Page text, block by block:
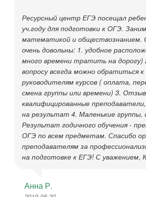
Ресурсный центр ЕГЭ посещал
уч.году для подготовки к ОГЭ.
математикой и обществознанием.
очень довольны: 1. удобное
много времени тратить на дорогу)
вопросу всегда можно обратиться к
руководителям курсов ( оплата,
смена группы или времени) 3.
квалифицированные
на результат 4. Маленькие группы,
Результат годичного обучения -
ОГЭ по всем предметам. Спасибо
преподавателям за
на подготовке к ЕГЭ! С уважением,
Анна Р.